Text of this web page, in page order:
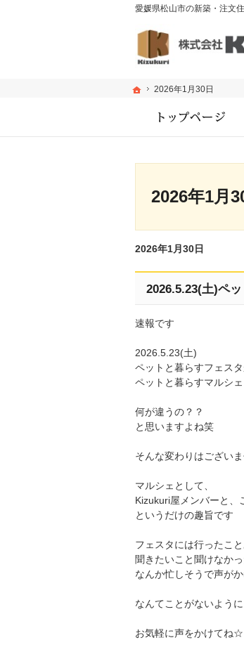
ホーム
2026年1月30日
2026年1月
2026年1月30日
2026.5.23(土)ペ
速報です
2026.5.23(土)
ペットと暮らすフェスタ
ペットと暮らすマルシ
何が違うの？？
と思いますよね笑
そんな変わりはございま
マルシェとして、
Kizukuri屋メンバーと、
というだけの趣旨です
フェスタには行ったこと
聞きたいこと聞けなかっ
なんか忙しそうで声が
なんてことがないよう
お気軽に声をかけてね☆
ホーム
2026年1月30日